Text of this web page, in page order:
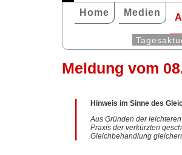
Home Medien
Meldung vom
Hinweis im Sinne des
Aus Gründen der
Praxis der verkürzten
Gleichbehandlung